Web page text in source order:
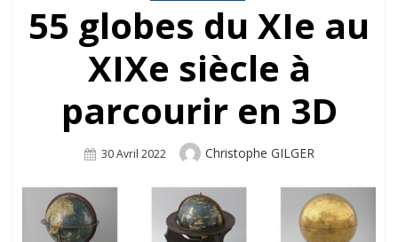
55 globes du XIe au
XIXe siècle à
parcourir en 3D
Posted
30 Avril 2022 Author
Christophe GILGER